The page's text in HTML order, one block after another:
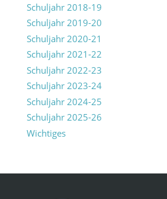
Schuljahr 2018-19
Schuljahr 2019-20
Schuljahr 2020-21
Schuljahr 2021-22
Schuljahr 2022-23
Schuljahr 2023-24
Schuljahr 2024-25
Schuljahr 2025-26
Wichtiges